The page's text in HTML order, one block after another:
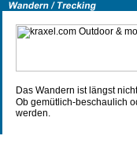
Das Wandern ist längst
Ob gemütlich-beschaulich
werden.